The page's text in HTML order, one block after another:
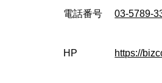
電話番号 03-5789-
HP https://